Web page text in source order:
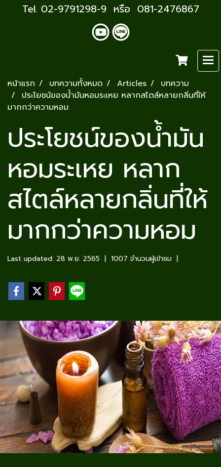
Tel. 02-9791298-9 หรือ 081-2476867
หน้าแรก บทความทั้งหมด Articles
บทความ
ประโยชน์ของน้ำมันหอมระเหย หลากสไตล์หลายกลิ่นที่ให้
มากกว่าความหอม
ประโยชน์ของน้ำมัน
หอมระเหย หลาก
สไตล์หลายกลิ่นที่ให้
มากกว่าความหอม
Last updated: 28 พ.ย. 2565 | 1007 จำนวนผู้เข้าชม |